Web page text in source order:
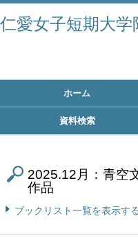
仁愛女子短期大学
ホーム
資料検索
2025.12月：青空
作品
ブックリスト一覧を表示する